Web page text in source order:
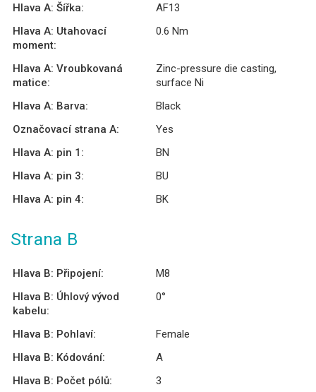
Hlava A: Šířka:
AF13
Hlava A: Utahovací
moment:
0.6 Nm
Hlava A: Vroubkovaná
matice:
Zinc-pressure die casting,
surface Ni
Hlava A: Barva:
Black
Označovací strana A:
Yes
Hlava A: pin 1:
BN
Hlava A: pin 3:
BU
Hlava A: pin 4:
BK
Strana B
Hlava B: Připojení:
M8
Hlava B: Úhlový vývod
kabelu:
0°
Hlava B: Pohlaví:
Female
Hlava B: Kódování:
A
Hlava B: Počet pólů:
3